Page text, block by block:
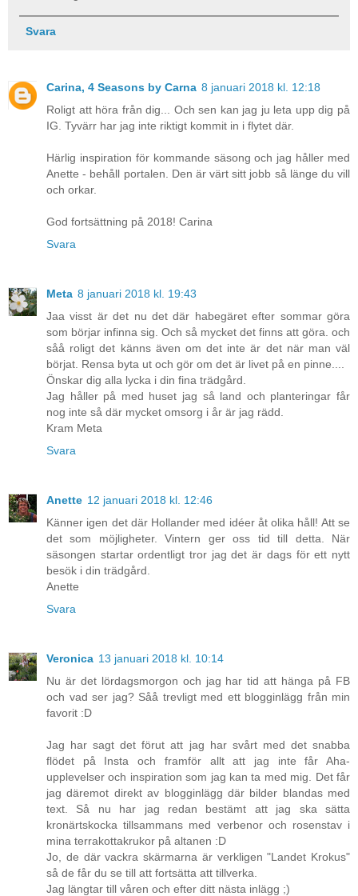
Svara
Carina, 4 Seasons by Carna 8 januari 2018 kl. 12:18
Roligt att höra från dig... Och sen kan jag ju leta upp dig på
IG. Tyvärr har jag inte riktigt kommit in i flytet där.
Härlig inspiration för kommande säsong och jag håller med
Anette - behåll portalen. Den är värt sitt jobb så länge du vill
och orkar.
God fortsättning på 2018! Carina
Svara
Meta 8 januari 2018 kl. 19:43
Jaa visst är det nu det där habegäret efter sommar göra
som börjar infinna sig. Och så mycket det finns att göra. och
såå roligt det känns även om det inte är det när man väl
börjat. Rensa byta ut och gör om det är livet på en pinne....
Önskar dig alla lycka i din fina trädgård.
Jag håller på med huset jag så land och planteringar får
nog inte så där mycket omsorg i år är jag rädd.
Kram Meta
Svara
Anette 12 januari 2018 kl. 12:46
Känner igen det där Hollander med idéer åt olika håll! Att se
det som möjligheter. Vintern ger oss tid till detta. När
säsongen startar ordentligt tror jag det är dags för ett nytt
besök i din trädgård.
Anette
Svara
Veronica 13 januari 2018 kl. 10:14
Nu är det lördagsmorgon och jag har tid att hänga på FB
och vad ser jag? Såå trevligt med ett blogginlägg från min
favorit :D
Jag har sagt det förut att jag har svårt med det snabba
flödet på Insta och framför allt att jag inte får Aha-
upplevelser och inspiration som jag kan ta med mig. Det får
jag däremot direkt av blogginlägg där bilder blandas med
text. Så nu har jag redan bestämt att jag ska sätta
kronärtskocka tillsammans med verbenor och rosenstav i
mina terrakottakrukor på altanen :D
Jo, de där vackra skärmarna är verkligen "Landet Krokus"
så de får du se till att fortsätta att tillverka.
Jag längtar till våren och efter ditt nästa inlägg ;)